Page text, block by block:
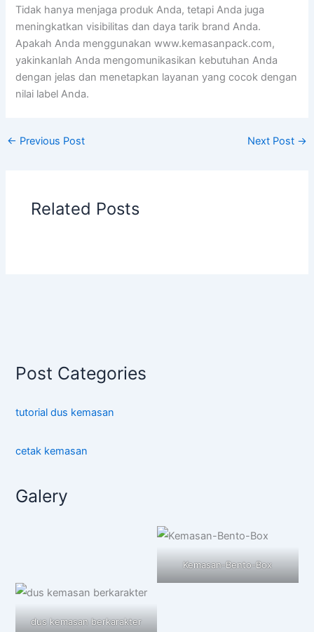
Tidak hanya menjaga produk Anda, tetapi Anda juga
meningkatkan visibilitas dan daya tarik brand Anda.
Apakah Anda menggunakan www.kemasanpack.com,
yakinkanlah Anda mengomunikasikan kebutuhan Anda
dengan jelas dan menetapkan layanan yang cocok dengan
nilai label Anda.
← Previous Post Next Post →
Related Posts
Post Categories
tutorial dus kemasan
cetak kemasan
Galery
Kemasan-Bento-Box
dus kemasan berkarakter